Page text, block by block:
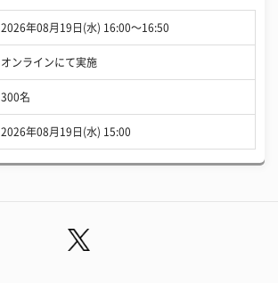
2026年08月19日(水) 16:00〜16:50
オンラインにて実施
300名
2026年08月19日(水) 15:00